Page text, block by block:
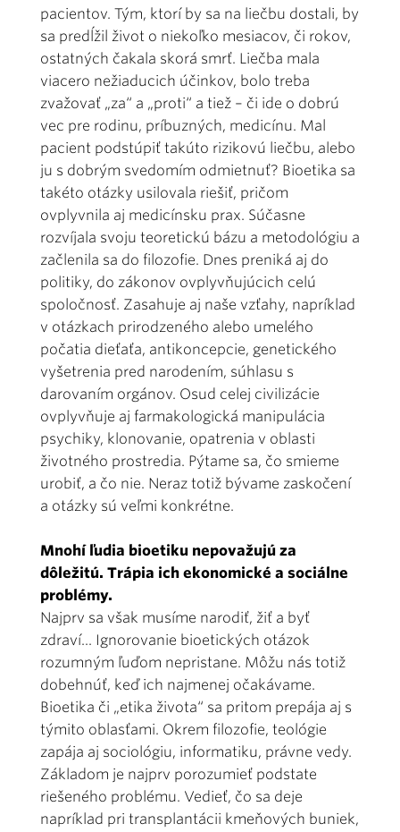
pacientov. Tým, ktorí by sa na liečbu dostali, by
sa predĺžil život o niekoľko mesiacov, či rokov,
ostatných čakala skorá smrť. Liečba mala
viacero nežiaducich účinkov, bolo treba
zvažovať „za“ a „proti“ a tiež – či ide o dobrú
vec pre rodinu, príbuzných, medicínu. Mal
pacient podstúpiť takúto rizikovú liečbu, alebo
ju s dobrým svedomím odmietnuť? Bioetika sa
takéto otázky usilovala riešiť, pričom
ovplyvnila aj medicínsku prax. Súčasne
rozvíjala svoju teoretickú bázu a metodológiu a
začlenila sa do filozofie. Dnes preniká aj do
politiky, do zákonov ovplyvňujúcich celú
spoločnosť. Zasahuje aj naše vzťahy, napríklad
v otázkach prirodzeného alebo umelého
počatia dieťaťa, antikoncepcie, genetického
vyšetrenia pred narodením, súhlasu s
darovaním orgánov. Osud celej civilizácie
ovplyvňuje aj farmakologická manipulácia
psychiky, klonovanie, opatrenia v oblasti
životného prostredia. Pýtame sa, čo smieme
urobiť, a čo nie. Neraz totiž bývame zaskočení
a otázky sú veľmi konkrétne.
Mnohí ľudia bioetiku nepovažujú za
dôležitú. Trápia ich ekonomické a sociálne
problémy.
Najprv sa však musíme narodiť, žiť a byť
zdraví... Ignorovanie bioetických otázok
rozumným ľuďom nepristane. Môžu nás totiž
dobehnúť, keď ich najmenej očakávame.
Bioetika či „etika života“ sa pritom prepája aj s
týmito oblasťami. Okrem filozofie, teológie
zapája aj sociológiu, informatiku, právne vedy.
Základom je najprv porozumieť podstate
riešeného problému. Vedieť, čo sa deje
napríklad pri transplantácii kmeňových buniek,